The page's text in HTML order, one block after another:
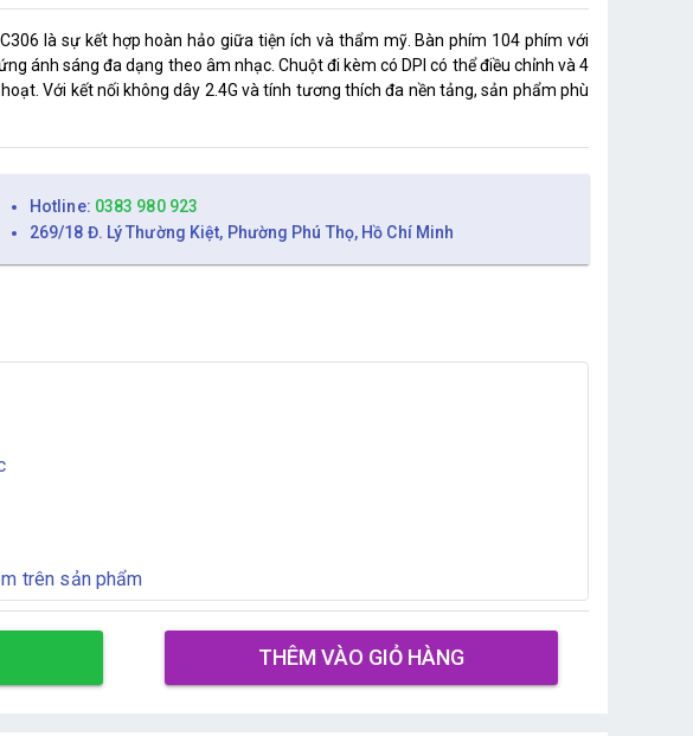
là sự kết hợp hoàn hảo giữa tiện ích và thẩm mỹ. Bàn phím 104 phím với
ánh sáng đa dạng theo âm nhạc. Chuột đi kèm có DPI có thể điều chỉnh và 4
Với kết nối không dây 2.4G và tính tương thích đa nền tảng, sản phẩm phù
Hotline: 0383 980 923
269/18 Đ. Lý Thường Kiệt, Phường Phú Thọ, Hồ Chí Minh
trên sản phẩm
THÊM VÀO GIỎ HÀNG